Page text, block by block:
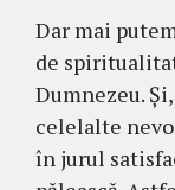
Dar mai
de
Dumnezeu.
celelalte
în jurul